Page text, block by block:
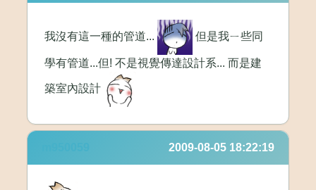
我沒有這一種的管道... 但是我ㄧ些同
學有管道...但! 不是視覺傳達設計系... 而是建
築室內設計
2009-08-05 18:22:19